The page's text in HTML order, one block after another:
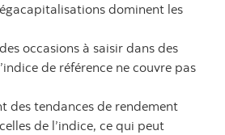
dominent les
occasions à saisir dans des
de référence ne couvre pas
des tendances de rendement
de l’indice, ce qui peut